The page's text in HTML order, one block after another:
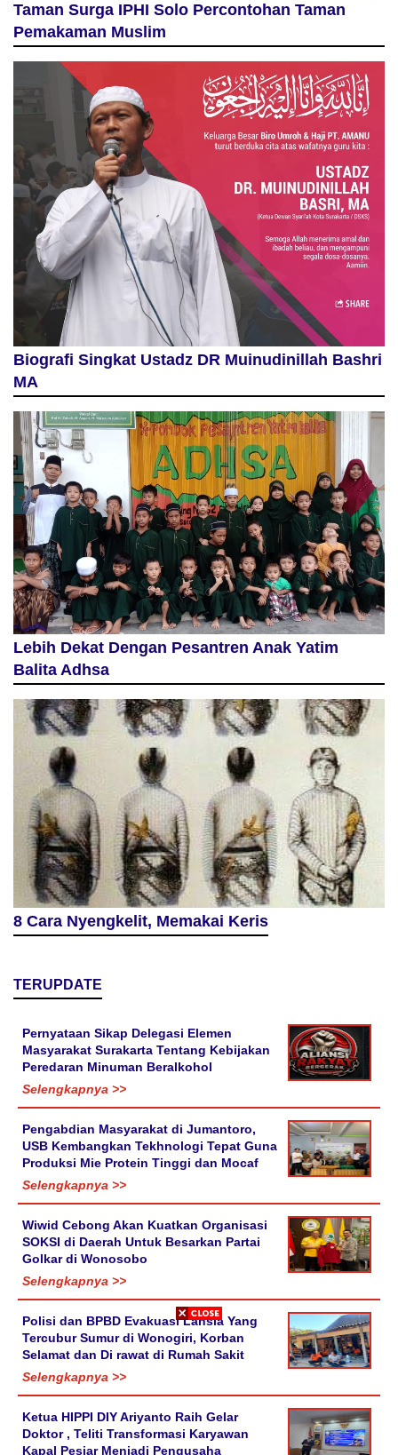
Taman Surga IPHI Solo Percontohan Taman
Pemakaman Muslim
Biografi Singkat Ustadz DR Muinudinillah Bashri
MA
Lebih Dekat Dengan Pesantren Anak Yatim
Balita Adhsa
8 Cara Nyengkelit, Memakai Keris
TERUPDATE
Pernyataan Sikap Delegasi Elemen
Masyarakat Surakarta Tentang Kebijakan
Peredaran Minuman Beralkohol
Selengkapnya >>
Pengabdian Masyarakat di Jumantoro,
USB Kembangkan Tekhnologi Tepat Guna
Produksi Mie Protein Tinggi dan Mocaf
Selengkapnya >>
Wiwid Cebong Akan Kuatkan Organisasi
SOKSI di Daerah Untuk Besarkan Partai
Golkar di Wonosobo
Selengkapnya >>
Polisi dan BPBD Evakuasi Lansia Yang
Tercubur Sumur di Wonogiri, Korban
Selamat dan Di rawat di Rumah Sakit
Selengkapnya >>
Ketua HIPPI DIY Ariyanto Raih Gelar
Doktor , Teliti Transformasi Karyawan
Kapal Pesiar Menjadi Pengusaha